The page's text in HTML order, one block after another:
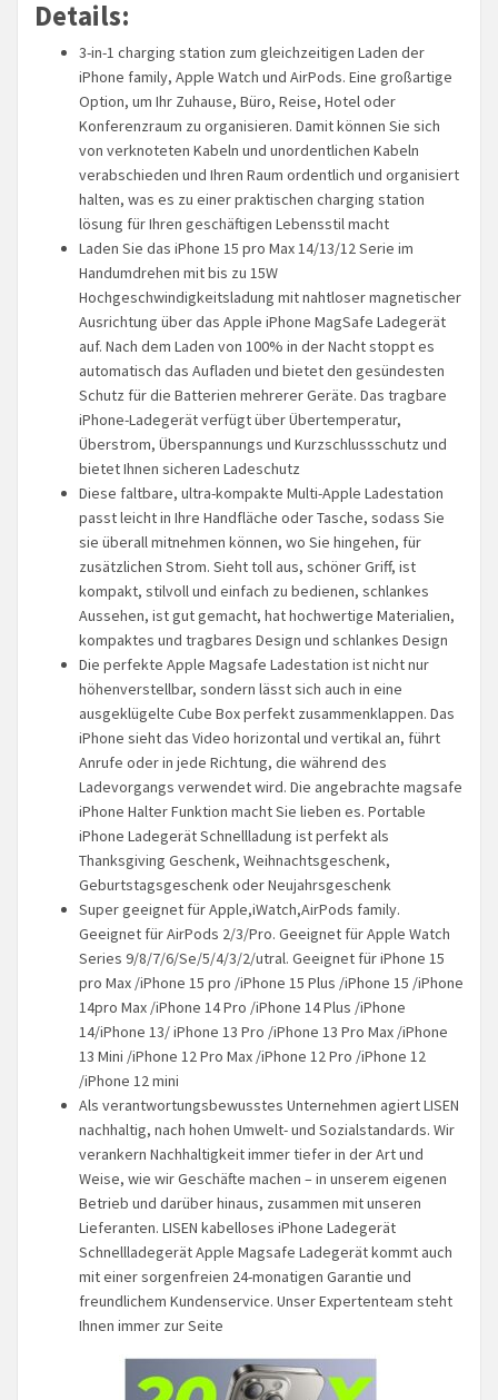
Details:
3-in-1 charging station zum gleichzeitigen Laden der
iPhone family, Apple Watch und AirPods. Eine großartige
Option, um Ihr Zuhause, Büro, Reise, Hotel oder
Konferenzraum zu organisieren. Damit können Sie sich
von verknoteten Kabeln und unordentlichen Kabeln
verabschieden und Ihren Raum ordentlich und organisiert
halten, was es zu einer praktischen charging station
lösung für Ihren geschäftigen Lebensstil macht
Laden Sie das iPhone 15 pro Max 14/13/12 Serie im
Handumdrehen mit bis zu 15W
Hochgeschwindigkeitsladung mit nahtloser magnetischer
Ausrichtung über das Apple iPhone MagSafe Ladegerät
auf. Nach dem Laden von 100% in der Nacht stoppt es
automatisch das Aufladen und bietet den gesündesten
Schutz für die Batterien mehrerer Geräte. Das tragbare
iPhone-Ladegerät verfügt über Übertemperatur,
Überstrom, Überspannungs und Kurzschlussschutz und
bietet Ihnen sicheren Ladeschutz
Diese faltbare, ultra-kompakte Multi-Apple Ladestation
passt leicht in Ihre Handfläche oder Tasche, sodass Sie
sie überall mitnehmen können, wo Sie hingehen, für
zusätzlichen Strom. Sieht toll aus, schöner Griff, ist
kompakt, stilvoll und einfach zu bedienen, schlankes
Aussehen, ist gut gemacht, hat hochwertige Materialien,
kompaktes und tragbares Design und schlankes Design
Die perfekte Apple Magsafe Ladestation ist nicht nur
höhenverstellbar, sondern lässt sich auch in eine
ausgeklügelte Cube Box perfekt zusammenklappen. Das
iPhone sieht das Video horizontal und vertikal an, führt
Anrufe oder in jede Richtung, die während des
Ladevorgangs verwendet wird. Die angebrachte magsafe
iPhone Halter Funktion macht Sie lieben es. Portable
iPhone Ladegerät Schnellladung ist perfekt als
Thanksgiving Geschenk, Weihnachtsgeschenk,
Geburtstagsgeschenk oder Neujahrsgeschenk
Super geeignet für Apple,iWatch,AirPods family.
Geeignet für AirPods 2/3/Pro. Geeignet für Apple Watch
Series 9/8/7/6/Se/5/4/3/2/utral. Geeignet für iPhone 15
pro Max /iPhone 15 pro /iPhone 15 Plus /iPhone 15 /iPhone
14pro Max /iPhone 14 Pro /iPhone 14 Plus /iPhone
14/iPhone 13/ iPhone 13 Pro /iPhone 13 Pro Max /iPhone
13 Mini /iPhone 12 Pro Max /iPhone 12 Pro /iPhone 12
/iPhone 12 mini
Als verantwortungsbewusstes Unternehmen agiert LISEN
nachhaltig, nach hohen Umwelt- und Sozialstandards. Wir
verankern Nachhaltigkeit immer tiefer in der Art und
Weise, wie wir Geschäfte machen – in unserem eigenen
Betrieb und darüber hinaus, zusammen mit unseren
Lieferanten. LISEN kabelloses iPhone Ladegerät
Schnellladegerät Apple Magsafe Ladegerät kommt auch
mit einer sorgenfreien 24-monatigen Garantie und
freundlichem Kundenservice. Unser Expertenteam steht
Ihnen immer zur Seite